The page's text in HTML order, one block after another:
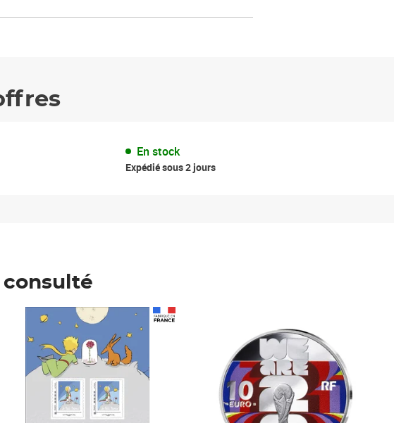
En stock
Expédié sous 2 jours
consulté
Prix 6,25€ HT